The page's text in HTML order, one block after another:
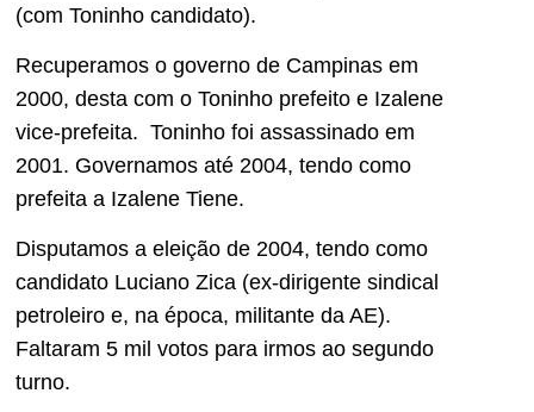
(com Toninho candidato).
Recuperamos o governo de Campinas em
2000, desta com o Toninho prefeito e Izalene
vice-prefeita. Toninho foi assassinado em
2001. Governamos até 2004, tendo como
prefeita a Izalene Tiene.
Disputamos a eleição de 2004, tendo como
candidato Luciano Zica (ex-dirigente sindical
petroleiro e, na época, militante da AE).
Faltaram 5 mil votos para irmos ao segundo
turno.